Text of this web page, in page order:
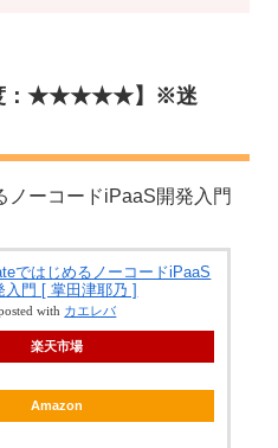
度：★★★★★】※迷
ノーコードiPaaS開発入門
ではじめるノーコードiPaaS
入門 [ 掌田津耶乃 ]
with カエレバ
楽天市場
Amazon